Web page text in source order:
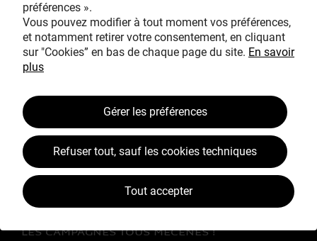
TOUS MÉCÈNES !
L’ŒUVRE À LA LOUPE
JEAN SIMEON CHARDIN
VOS CONTREPARTIES
ACTUALITÉS
LES CAMPAGNES TOUS MÉCÈNES !
préférences ».
Vous pouvez modifier à tout moment vos préférences,
et notamment retirer votre consentement, en cliquant
sur "Cookies” en bas de chaque page du site. En savoir
plus
Gérer les préférences
Refuser tout, sauf les cookies techniques
Tout accepter